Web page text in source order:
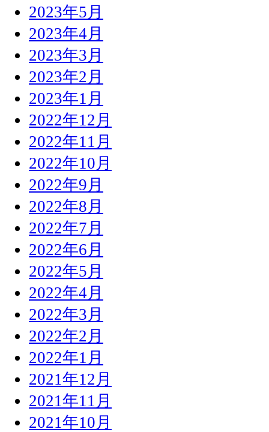
2023年5月
2023年4月
2023年3月
2023年2月
2023年1月
2022年12月
2022年11月
2022年10月
2022年9月
2022年8月
2022年7月
2022年6月
2022年5月
2022年4月
2022年3月
2022年2月
2022年1月
2021年12月
2021年11月
2021年10月